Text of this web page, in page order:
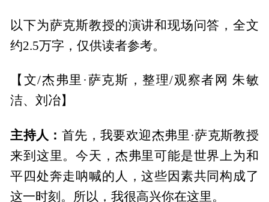
以下为萨克斯教授的演讲和现场问答，全文
约2.5万字，仅供读者参考。
【文/杰弗里·萨克斯，整理/观察者网 朱敏
洁、刘冶】
主持人： 首先，我要欢迎杰弗里·萨克斯教授
来到这里。今天，杰弗里可能是世界上为和
平四处奔走呐喊的人，这些因素共同构成了
这一时刻。所以，我很高兴你在这里。